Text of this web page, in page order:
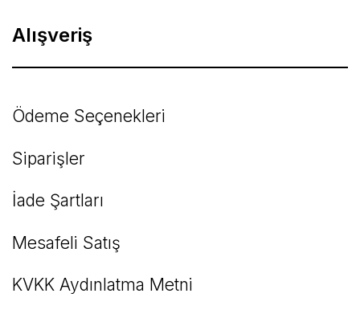
Alışveriş
Ödeme Seçenekleri
Siparişler
İade Şartları
Mesafeli Satış
KVKK Aydınlatma Metni